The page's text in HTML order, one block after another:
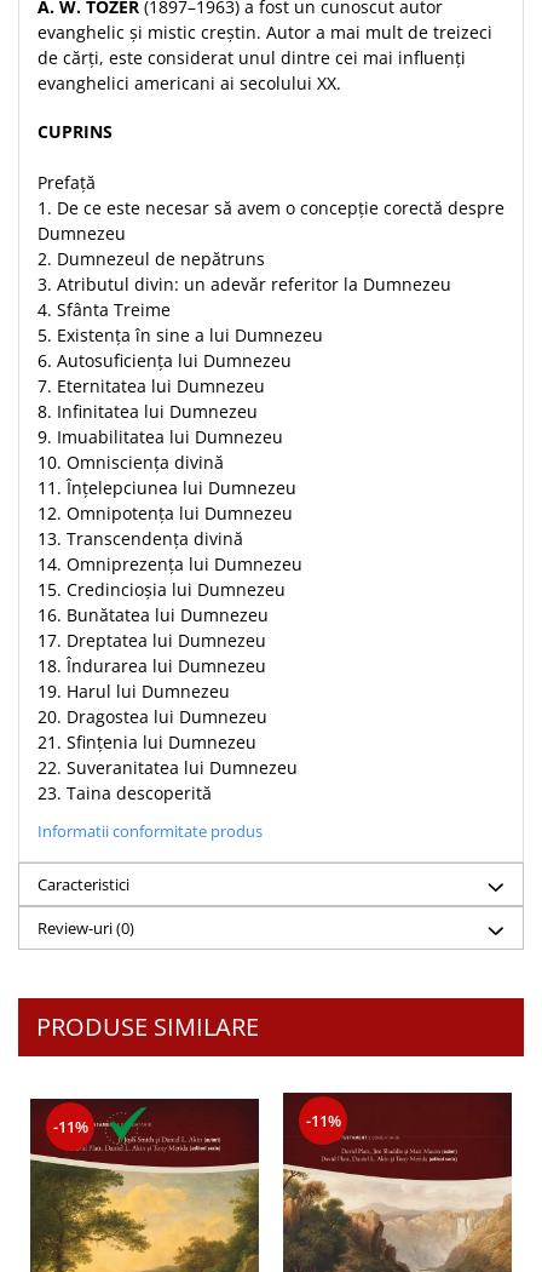
Despre afaceri
Dezvoltare personala
Leadership
Sanatate / nutritie
A. W. TOZER (1897–1963) a fost un cunoscut autor
evanghelic și mistic creștin. Autor a mai mult de treizeci
de cărți, este considerat unul dintre cei mai influenți
evanghelici americani ai secolului XX.
CUPRINS
Prefață
1. De ce este necesar să avem o concepţie corectă despre
Dumnezeu
2. Dumnezeul de nepătruns
3. Atributul divin: un adevăr referitor la Dumnezeu
4. Sfânta Treime
5. Existenţa în sine a lui Dumnezeu
6. Autosuficienţa lui Dumnezeu
7. Eternitatea lui Dumnezeu
8. Infinitatea lui Dumnezeu
9. Imuabilitatea lui Dumnezeu
10. Omniscienţa divină
11. Înţelepciunea lui Dumnezeu
12. Omnipotenţa lui Dumnezeu
13. Transcendenţa divină
14. Omniprezenţa lui Dumnezeu
15. Credincioşia lui Dumnezeu
16. Bunătatea lui Dumnezeu
17. Dreptatea lui Dumnezeu
18. Îndurarea lui Dumnezeu
19. Harul lui Dumnezeu
20. Dragostea lui Dumnezeu
21. Sfinţenia lui Dumnezeu
22. Suveranitatea lui Dumnezeu
23. Taina descoperită
Informatii conformitate produs
Caracteristici
Review-uri(0)
PRODUSE SIMILARE
-11% -11%